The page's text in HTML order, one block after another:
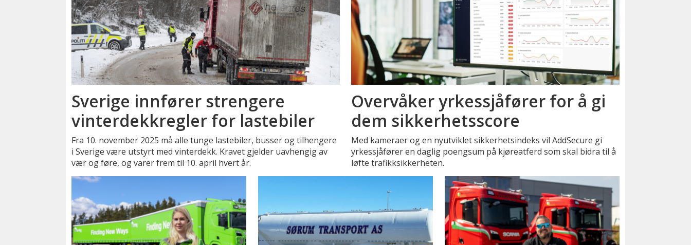
Sverige innfører strengere
vinterdekkregler for lastebiler
Fra 10. november 2025 må alle tunge lastebiler, busser og tilhengere
i Sverige være utstyrt med vinterdekk. Kravet gjelder uavhengig av
vær og føre, og varer frem til 10. april hvert år.
Overvåker yrkessjåfører for å gi
dem sikkerhetsscore
Med kameraer og en nyutviklet sikkerhetsindeks vil AddSecure gi
yrkessjåfører en daglig poengsum på kjøreatferd som skal bidra til å
løfte trafikksikkerheten.